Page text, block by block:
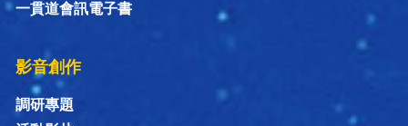
一貫道會訊電子書
影音創作
調研專題